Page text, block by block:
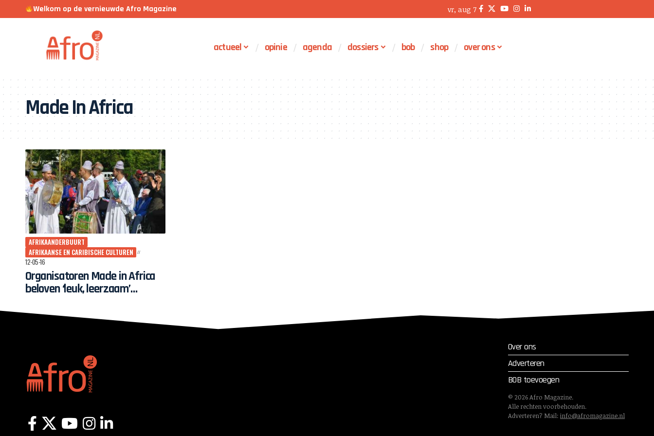
Welkom op de vernieuwde Afro Magazine vr, aug 7
actueel opinie agenda dossiers bob shop over ons
Made In Africa
AFRIKAANDERBUURT
AFRIKAANSE EN CARIBISCHE CULTUREN
12-05-16
Organisatoren Made in Africa
beloven ‘leuk, leerzaam’
Over ons
Adverteren
BOB toevoegen
© 2026Afro Magazine.
Alle rechten voorbehouden.
Adverteren? Mail: info@afromagazine.nl